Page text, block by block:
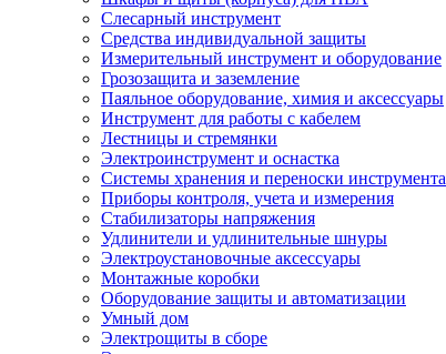
Слесарный инструмент
Средства индивидуальной защиты
Измерительный инструмент и оборудование
Грозозащита и заземление
Паяльное оборудование, химия и аксессуары
Инструмент для работы с кабелем
Лестницы и стремянки
Электроинструмент и оснастка
Системы хранения и переноски инструмента
Приборы контроля, учета и измерения
Стабилизаторы напряжения
Удлинители и удлинительные шнуры
Электроустановочные аксессуары
Монтажные коробки
Оборудование защиты и автоматизации
Умный дом
Электрощиты в сборе